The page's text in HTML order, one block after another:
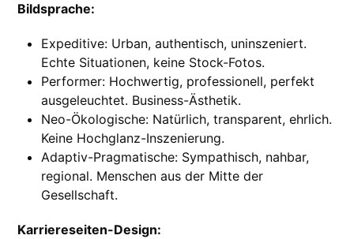
Bildsprache:
Expeditive: Urban, authentisch, uninszeniert.
Echte Situationen, keine Stock-Fotos.
Performer: Hochwertig, professionell, perfekt
ausgeleuchtet. Business-Ästhetik.
Neo-Ökologische: Natürlich, transparent, ehrlich.
Keine Hochglanz-Inszenierung.
Adaptiv-Pragmatische: Sympathisch, nahbar,
regional. Menschen aus der Mitte der
Gesellschaft.
Karriereseiten-Design: